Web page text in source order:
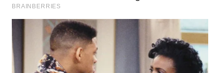
KALBAR
KALTENG